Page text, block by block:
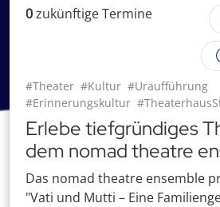
0zukünftigeTermine
#Theater #Kultur #Uraufführung
#Erinnerungskultur
Erlebe tiefgründiges
dem nomad theatre
Das nomad theatre ensemble
"Vati und Mutti – Eine